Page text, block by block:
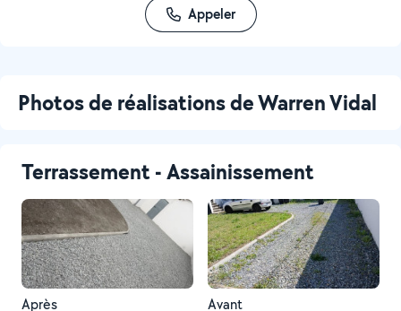
Appeler
Photos de réalisations de Warren Vidal
Terrassement - Assainissement
Après Avant